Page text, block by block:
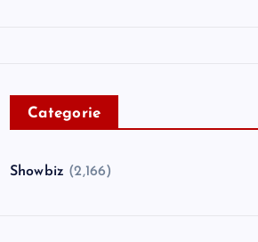
Categorie
Showbiz (2,166)